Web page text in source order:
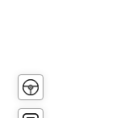
تجربة
قيادة
عرض